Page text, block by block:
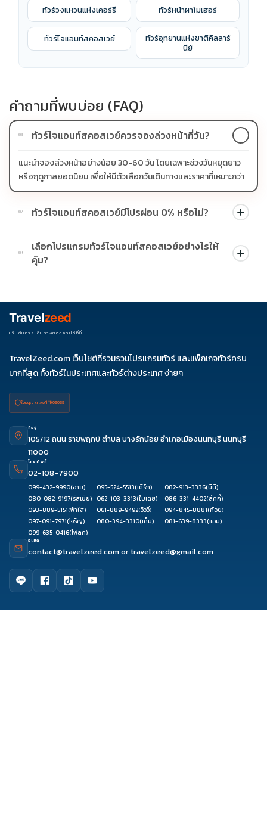
ทัวร์วงแหวนแห่งเคอร์รี ทัวร์หน้าผาโมเฮอร์
ทัวร์ไจแอนท์สคอสเวย์
ทัวร์อุทยานแห่งชาติคิลลาร์
นีย์
คำถามที่พบบ่อย (FAQ)
01 ทัวร์ไจแอนท์สคอสเวย์ควรจองล่วงหน้ากี่วัน?
แนะนำจองล่วงหน้าอย่างน้อย 30-60 วัน โดยเฉพาะช่วงวันหยุดยาว
หรือฤดูกาลยอดนิยม เพื่อให้มีตัวเลือกวันเดินทางและราคาที่เหมาะกว่า
02 ทัวร์ไจแอนท์สคอสเวย์มีโปรผ่อน 0% หรือไม่?
บางโปรแกรมมีโปรผ่อน 0% หรือโปรโมชั่นบัตรเครดิตตามเงื่อนไขที่
บริษัทกำหนด สามารถดูสัญลักษณ์โปรโมชั่นในรายการทัวร์แต่ละ
รายการได้
03
เลือกโปรแกรมทัวร์ไจแอนท์สคอสเวย์อย่างไรให้
คุ้ม?
ช่วงราคา ไม่ควรเทียบจากราคาต่ำสุดเพียงอย่างเดียว
Travelzeed
เริ่มต้นการเดินทางของคุณได้ที่นี่
TravelZeed.com เว็บไซต์ที่รวมรวมโปรแกรมทัวร์ และแพ็กเกจทัวร์ครบ
มากที่สุด ทั้งทัวร์ในประเทศและทัวร์ต่างประเทศ ง่ายๆ
ใบอนุญาต เลขที่ 11/08038
ที่อยู่
105/12 ถนน ราชพฤกษ์ ตำบล บางรักน้อย อำเภอเมืองนนทบุรี นนทบุรี
11000
โทรศัพท์
02-108-7900
099-432-9990(อาย) 095-524-5513(เติร์ก) 082-913-3336(นินิ)
080-082-9197(รัสเซีย) 062-103-3313(ใบเตย) 086-331-4402(ลัคกี้)
093-889-5151(ฟ้าใส) 061-889-9492(วิววี่) 094-845-8881(ก้อย)
097-091-7971(โจริญ) 080-394-3310(เก็บ) 081-639-8333(แอม)
099-635-0416(โฟล์ค)
อีเมล
contact@travelzeed.comortravelzeed@gmail.com